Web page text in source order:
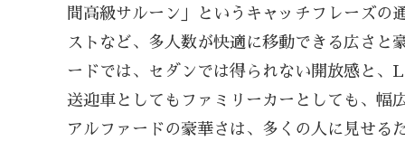
間高級サルーン」というキャッチフレーズの
ストなど、多人数が快適に移動できる広さと
ードでは、セダンでは得られない開放感と、
送迎車としてもファミリーカーとしても、幅
アルファードの豪華さは、多くの人に見せる